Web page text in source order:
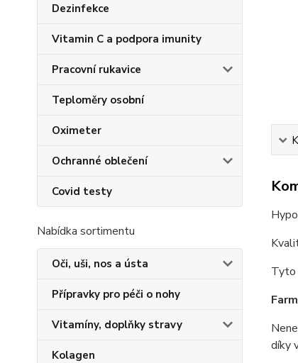
Dezinfekce
Vitamin C a podpora imunity
Pracovní rukavice
Teploměry osobní
Oximeter
Ochranné oblečení
Covid testy
Nabídka sortimentu
Oči, uši, nos a ústa
Přípravky pro péči o nohy
Vitamíny, doplňky stravy
Kolagen
Tyto
díky